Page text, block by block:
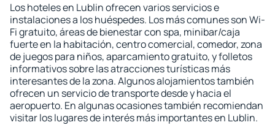
Los hoteles en Lublin ofrecen varios servicios e
instalaciones a los huéspedes. Los más comunes son Wi-
Fi gratuito, áreas de bienestar con spa, minibar/caja
fuerte en la habitación, centro comercial, comedor, zona
de juegos para niños, aparcamiento gratuito, y folletos
informativos sobre las atracciones turísticas más
interesantes de la zona. Algunos alojamientos también
ofrecen un servicio de transporte desde y hacia el
aeropuerto. En algunas ocasiones también recomiendan
visitar los lugares de interés más importantes en Lublin.